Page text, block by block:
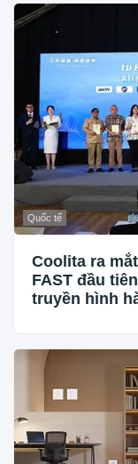
Quốc tế
Coolita ra
FAST đầu
truyền hình